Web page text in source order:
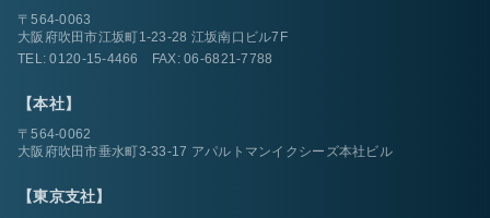
〒564-0063
大阪府吹田市江坂町1-23-28 江坂南口ビル7F
TEL:0120-15-4466 FAX: 06-6821-7788
【本社】
〒564-0062
大阪府吹田市垂水町3-33-17 アパルトマンイクシーズ本社ビル
【東京支社】